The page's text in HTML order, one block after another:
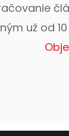
už od